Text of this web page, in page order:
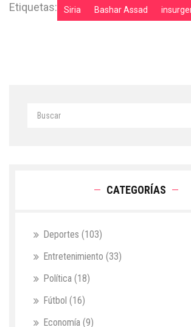
Etiquetas: Siria Bashar Assad
CATEGORÍAS
Deportes (103)
Entretenimiento (33)
Política (18)
Fútbol (16)
Economía (9)